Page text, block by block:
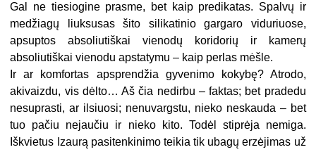
Gal ne tiesiogine prasme, bet kaip predikatas. Spalvų ir
medžiagų liuksusas šito silikatinio gargaro viduriuose,
apsuptos absoliutiškai vienodų koridorių ir kamerų
absoliutiškai vienodu apstatymu – kaip perlas mėšle.
Ir ar komfortas apsprendžia gyvenimo kokybę? Atrodo,
akivaizdu, vis dėlto… Aš čia nedirbu – faktas; bet pradedu
nesuprasti, ar ilsiuosi; nenuvargstu, nieko neskauda – bet
tuo pačiu nejaučiu ir nieko kito. Todėl stiprėja nemiga.
Iškvietus Izaurą pasitenkinimo teikia tik ubagų erzėjimas už